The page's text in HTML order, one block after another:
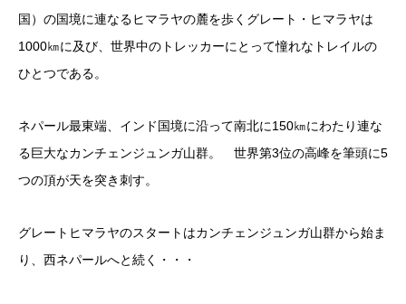
国）の国境に連なるヒマラヤの麓を歩くグレート・ヒマラヤは
1000㎞に及び、世界中のトレッカーにとって憧れなトレイルの
ひとつである。
ネパール最東端、インド国境に沿って南北に150㎞にわたり連な
る巨大なカンチェンジュンガ山群。 世界第3位の高峰を筆頭に5
つの頂が天を突き刺す。
グレートヒマラヤのスタートはカンチェンジュンガ山群から始ま
り、西ネパールへと続く・・・